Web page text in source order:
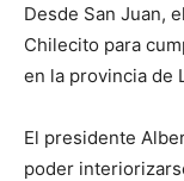
Desde San Juan,
Chilecito para
en la provincia de
El presidente
poder